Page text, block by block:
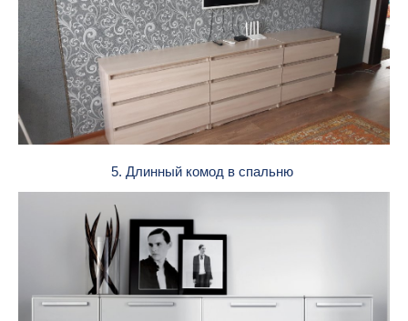
5. Длинный комод в спальню